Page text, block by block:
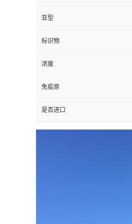
亚型
标识物
浓度
免疫原
是否进口